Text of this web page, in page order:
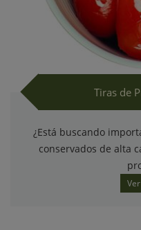
Tiras de
¿Está buscando
conservados de alta